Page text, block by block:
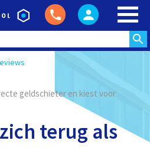
geldschieter en kiest voor
terug als